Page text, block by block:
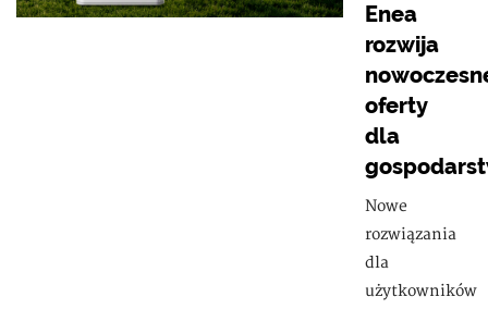
Enea
rozwija
oferty
dla
Nowe
rozwiązania
dla
użytkowników